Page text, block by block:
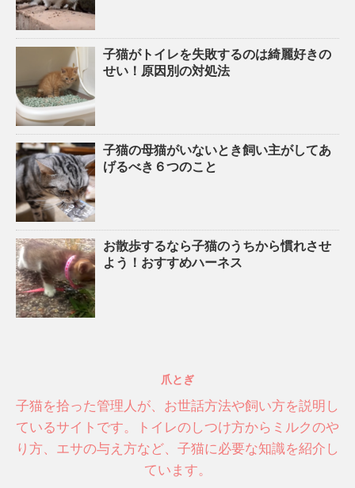
子猫がトイレを失敗するのは綺麗好きの
せい！原因別の対処法
子猫の母猫がいないとき飼い主がしてあ
げるべき６つのこと
お散歩するなら子猫のうちから慣れさせ
よう！おすすめハーネス
爪とぎ
子猫を拾った管理人が、お世話方法や飼い方を説明し
ているサイトです。トイレのしつけ方からミルクのや
り方、エサの与え方など、子猫に必要な知識を紹介し
ています。